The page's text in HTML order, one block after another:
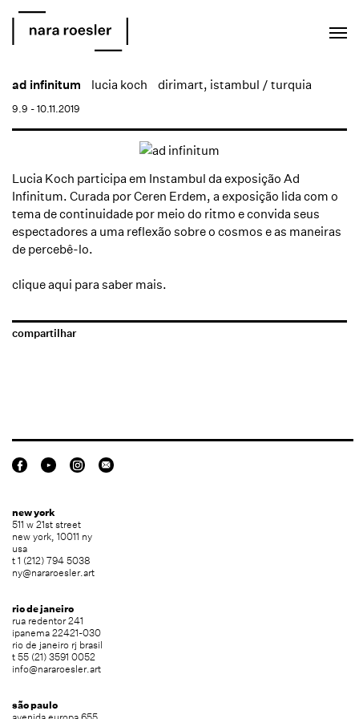
ad infinitum lucia koch dirimart, istambul / turquia
9.9 - 10.11.2019
Lucia Koch participa em Instambul da exposição Ad
Infinitum. Curada porCeren Erdem, a exposição lida com o
tema de continuidade por meio do ritmo e convida seus
espectadores a uma reflexão sobre o cosmos e as maneiras
de percebê-lo.
clique aqui para saber mais.
compartilhar
new york
511 w 21st street
new york, 10011 ny
usa
t 1 (212) 794 5038
ny@nararoesler.art
rio de janeiro
rua redentor 241
ipanema 22421-030
rio de janeiro rj brasil
t 55 (21) 3591 0052
info@nararoesler.art
são paulo